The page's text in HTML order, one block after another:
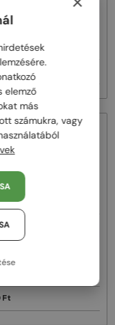
036 - 56
LENCSÉVEL PLUSZ
Ft
elemző
más
számukra, vagy